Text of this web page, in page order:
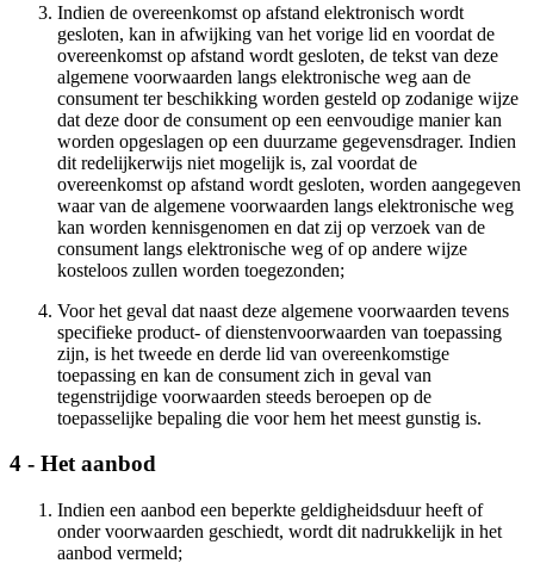
Indien de overeenkomst op afstand elektronisch wordt
gesloten, kan in afwijking van het vorige lid en voordat de
overeenkomst op afstand wordt gesloten, de tekst van deze
algemene voorwaarden langs elektronische weg aan de
consument ter beschikking worden gesteld op zodanige wijze
dat deze door de consument op een eenvoudige manier kan
worden opgeslagen op een duurzame gegevensdrager. Indien
dit redelijkerwijs niet mogelijk is, zal voordat de
overeenkomst op afstand wordt gesloten, worden aangegeven
waar van de algemene voorwaarden langs elektronische weg
kan worden kennisgenomen en dat zij op verzoek van de
consument langs elektronische weg of op andere wijze
kosteloos zullen worden toegezonden;
Voor het geval dat naast deze algemene voorwaarden tevens
specifieke product- of dienstenvoorwaarden van toepassing
zijn, is het tweede en derde lid van overeenkomstige
toepassing en kan de consument zich in geval van
tegenstrijdige voorwaarden steeds beroepen op de
toepasselijke bepaling die voor hem het meest gunstig is.
4 - Het aanbod
Indien een aanbod een beperkte geldigheidsduur heeft of
onder voorwaarden geschiedt, wordt dit nadrukkelijk in het
aanbod vermeld;